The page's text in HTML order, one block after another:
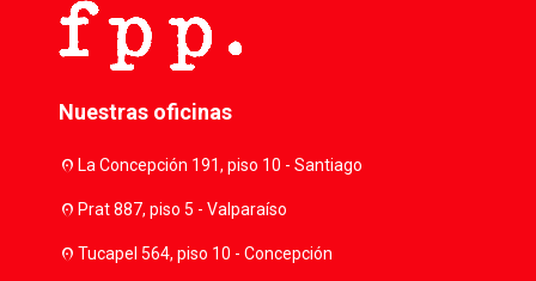
Nuestras oficinas
location_onLa Concepción 191, piso 10 - Santiago
location_onPrat 887, piso 5 - Valparaíso
location_onTucapel 564, piso 10 - Concepción